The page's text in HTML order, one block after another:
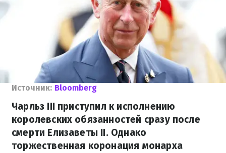
Источник: Bloomberg
Чарльз III приступил к исполнению
королевских обязанностей сразу после
смерти Елизаветы II. Однако
торжественная коронация монарха